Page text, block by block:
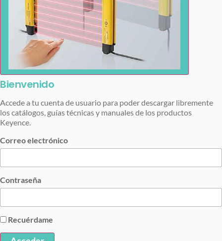
Bienvenido
Accede a tu cuenta de usuario para poder descargar libremente
los catálogos, guías técnicas y manuales de los productos
Keyence.
Correo electrónico
Contraseña
Recuérdame